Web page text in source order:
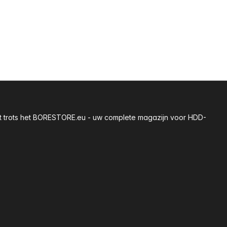
het BORESTORE.eu - uw complete magazijn voor HDD-